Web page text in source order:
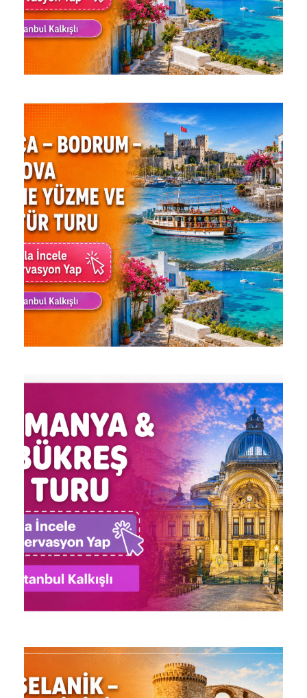
TEKNE TURU | 2 GECE OTEL
KONAKLAMALI | ÇERKEZKÖY
KALKIŞLI
8.499 ₺
3 Gün 2 Gece
TEKNE TURU | 2 GECE OTEL
KONAKLAMALI
7.999 ₺
3 Gün 2 Gece
ŞATOLAR & BULGARISTAN
(VELIKO TIRNOVA) TURU
10.732 ₺
3 Gün 2 Gece